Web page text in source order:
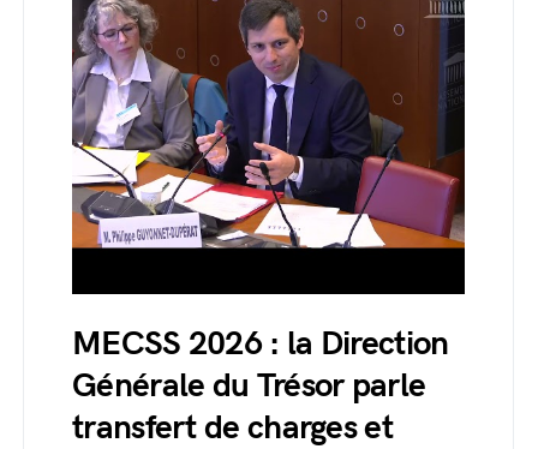
MECSS 2026 : la Direction
Générale du Trésor parle
transfert de charges et